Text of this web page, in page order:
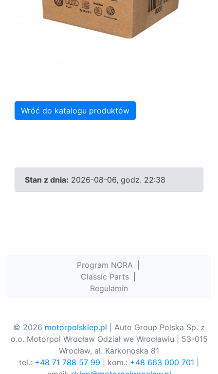
Wróć do katalogu produktów
Stan z dnia: 2026-08-06, godz. 22:38
Program NORA
Classic Parts
Regulamin
© 2026 motorpolsklep.pl | Auto Group Polska Sp. z
o.o. Motorpol Wrocław Odział we Wrocławiu | 53-015
Wrocław, al. Karkonoska 81
tel.: +48 71 788 57 99 | kom.: +48 663 000 701